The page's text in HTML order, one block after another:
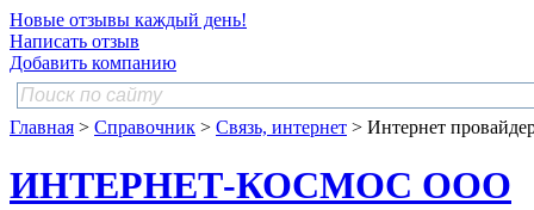
Новые отзывы каждый день!
Написать отзыв
Добавить компанию
Главная > Справочник > Связь, интернет > Интернет
ИНТЕРНЕТ-КОСМОС ООО